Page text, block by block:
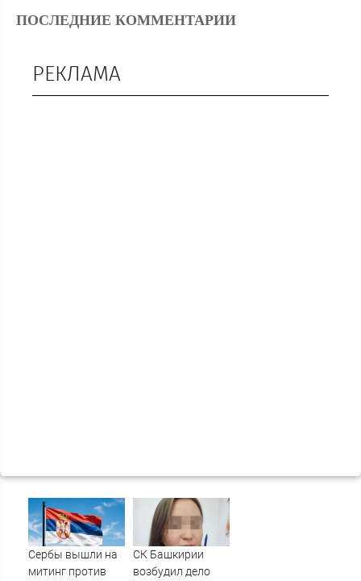
ПОСЛЕДНИЕ КОММЕНТАРИИ
РЕКЛАМА
Сербы вышли на
митинг против
СК Башкирии
возбудил дело